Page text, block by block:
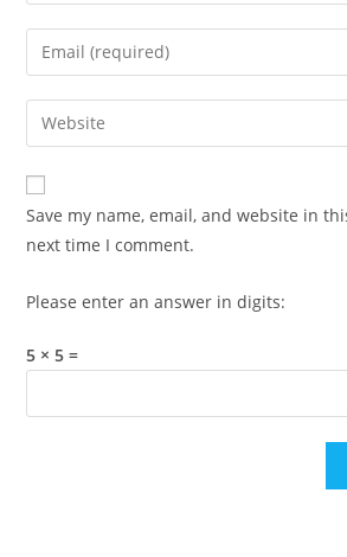
name
comment
Enter
your
email
address
comment
Enter
your
website
URL
(optional)
Save my name, email, and website in
next time I comment.
Please enter an answer in digits:
5 × 5 =